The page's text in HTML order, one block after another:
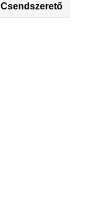
Csendszerető